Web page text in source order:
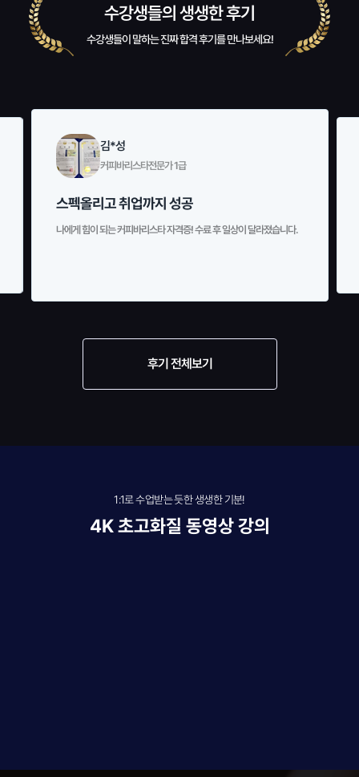
수강생들의 생생한 후기
수강생들이 말하는 진짜 합격 후기를 만나보세요!
김*성
커피바리스타전문가 1급
스펙올리고 취업까지 성공
나에게 힘이 되는 커피바리스타 자격증! 수료 후 일상이 달라졌습니다.
후기 전체보기
1:1로 수업받는 듯한 생생한 기분!
4K 초고화질 동영상 강의